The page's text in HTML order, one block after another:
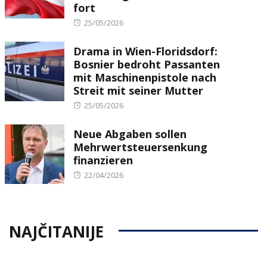
fort
Posted
25/05/2026
Drama in Wien-Floridsdorf:
Bosnier bedroht Passanten
mit Maschinenpistole nach
Streit mit seiner Mutter
Posted
25/05/2026
Neue Abgaben sollen
Mehrwertsteuersenkung
finanzieren
Posted
22/04/2026
NAJČITANIJE